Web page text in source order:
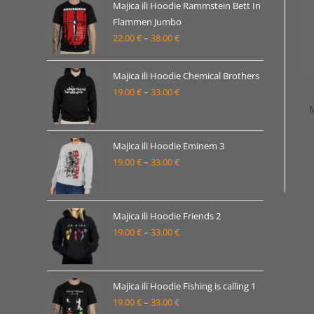
od
19.00 €
do
Majica ili Hoodie Rammstein Bett In
Flammen Jumbo
22.00€– 38.00€Raspon
od
22.00 €
Majica ili Hoodie Chemical Brothers
19.00€– 33.00€Raspon
od
19.00 €
do
Majica ili Hoodie Eminem 3
19.00€– 33.00€Raspon
od
19.00 €
do
Majica ili Hoodie Friends 2
19.00€– 33.00€Raspon
od
19.00 €
do
Majica ili Hoodie Fishing is calling 1
19.00€– 33.00€Raspon